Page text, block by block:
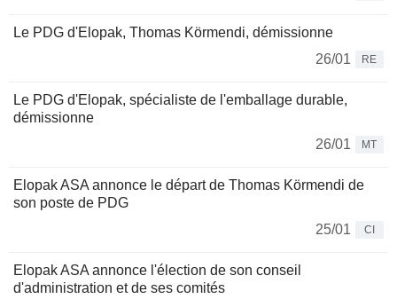
Le PDG d'Elopak, Thomas Körmendi, démissionne
26/01
RE
Le PDG d'Elopak, spécialiste de l'emballage durable,
démissionne
26/01
MT
Elopak ASA annonce le départ de Thomas Körmendi de
son poste de PDG
25/01
CI
Elopak ASA annonce l'élection de son conseil
d'administration et de ses comités